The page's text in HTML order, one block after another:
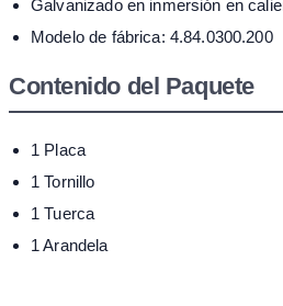
Galvanizado en inmersión en
Modelo de fábrica: 4.84.0300.200
Contenido del Paquete
1 Placa
1 Tornillo
1 Tuerca
1 Arandela